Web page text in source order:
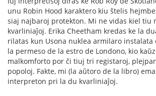
unu Robin Hood karaktero kiu ŝtelis
siaj najbaroj protekton. Mi ne vidas kiel tiu
kvarliniaĵoj. Erika Cheetham kredas ke la
rilatas kun Usona nuklea armilaro instalata
la permeso de la estro de Londono, kio
malkomforto por ĉi tiuj tri registaroj,
popoloj. Fakte, mi (la aŭtoro de la libro)
interpreton pri la du kvarliniaĵoj.